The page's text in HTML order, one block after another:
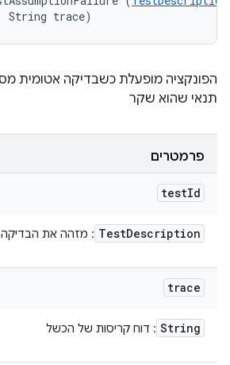
String trace)
הפונקציה מופעלת כשבדיקה אטומית
תנאי שהוא שקר
פרמטרים
testId
TestDescription : מזהה את הבדיקה
trace
String : דוח קריסות של הכשל